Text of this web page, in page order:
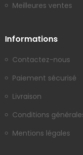
Meilleures ventes
Informations
Contactez-nous
Paiement sécurisé
Livraison
Conditions
Mentions légales